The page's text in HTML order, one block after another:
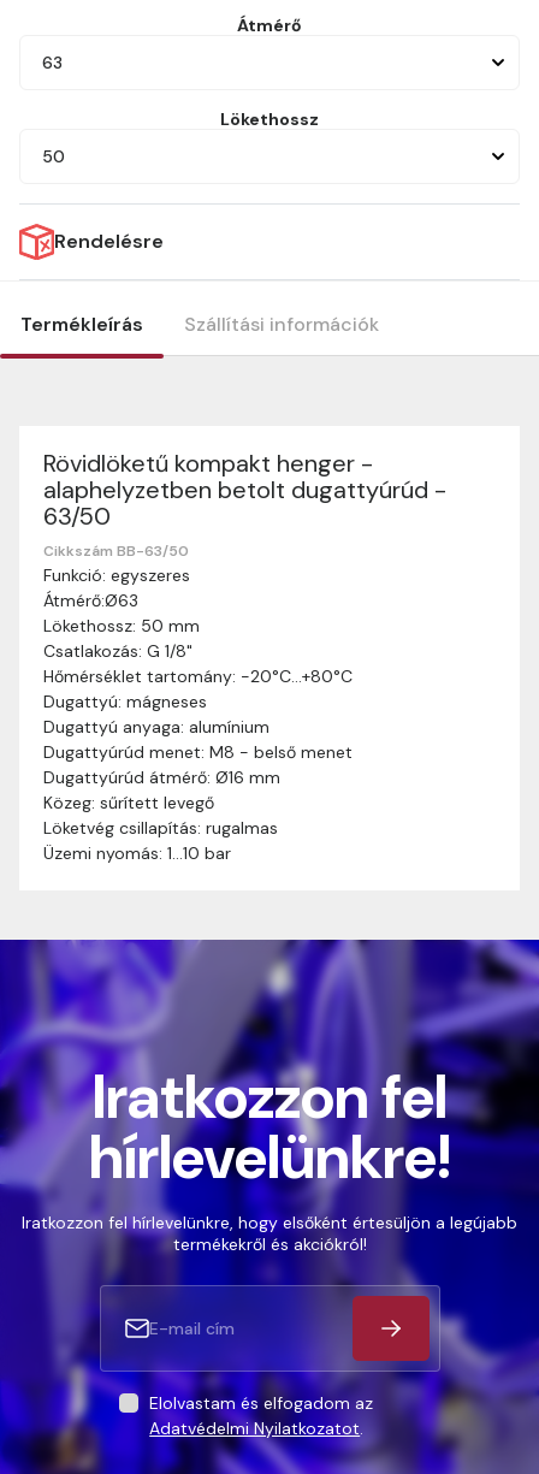
Átmérő
63
Lökethossz
50
Rendelésre
Termékleírás Szállítási információk
Rövidlöketű kompakt henger -
alaphelyzetben betolt dugattyúrúd -
63/50
Cikkszám BB-63/50
Funkció: egyszeres
Átmérő:Ø63
Lökethossz: 50 mm
Csatlakozás: G 1/8"
Hőmérséklet tartomány: -20°C…+80°C
Dugattyú: mágneses
Dugattyú anyaga: alumínium
Dugattyúrúd menet: M8 - belső menet
Dugattyúrúd átmérő: Ø16 mm
Közeg: sűrített levegő
Löketvég csillapítás: rugalmas
Üzemi nyomás: 1…10 bar
Szállítási információk
Nagyon köszönjük, hogy webshopunkat választottátok
vásárlásaitokhoz. Az alábbiakban megtaláljátok szállítási
információinkat, hogy a vásárlásotok gördülékenyen és
zökkenőmentesen történhessen.
Szállítási idő:
munkanapon belül kézbesítjük. Amennyiben
valamilyen okból kifolyólag a szállítás hosszabb
ideig tart, előre értesítünk benneteket.
Szállítási díj: A szállítási díj függ a termék súlyától
és a szállítási cím távolságától. A pontos szállítási
díjat a vásárlás folyamata során megtekinthetitek,
mielőtt a rendelést véglegesítitek.
Iratkozzon fel
hírlevelünkre!
Iratkozzon fel hírlevelünkre, hogy elsőként értesüljön a legújabb
termékekről és akciókról!
Elolvastam és elfogadom az
Adatvédelmi Nyilatkozatot.